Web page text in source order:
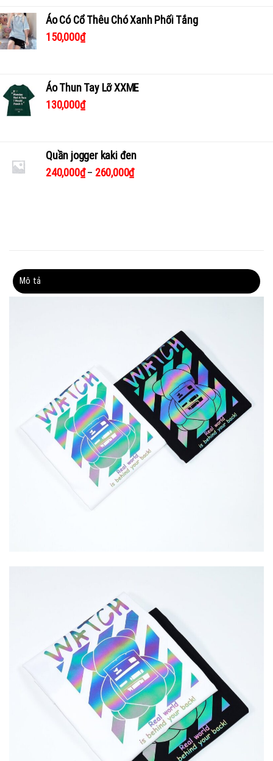
Áo Có Cổ Thêu Chó Xanh Phối Tắng
150,000₫
Áo Thun Tay Lỡ XXME
130,000₫
Quần jogger kaki đen
240,000₫– 260,000₫
Mô tả